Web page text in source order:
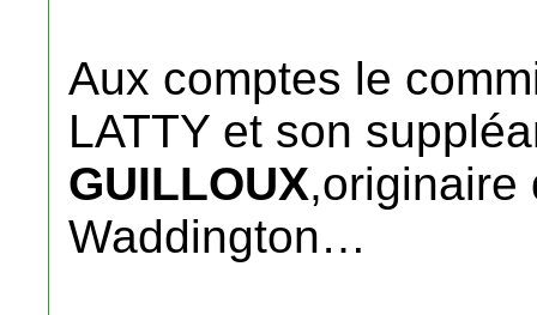
Aux comptes le
LATTY et son
GUILLOUX
Waddington…